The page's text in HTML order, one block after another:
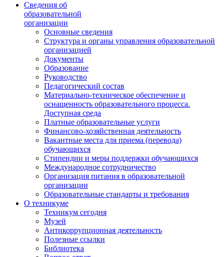
Сведения об
образовательной
организации
Основные сведения
Структура и органы управления образовательной
организацией
Документы
Образование
Руководство
Педагогический состав
Материально-техническое обеспечение и
оснащенность образовательного процесса.
Доступная среда
Платные образовательные услуги
Финансово-хозяйственная деятельность
Вакантные места для приема (перевода)
обучающихся
Стипендии и меры поддержки обучающихся
Международное сотрудничество
Организация питания в образовательной
организации
Образовательные стандарты и требования
О техникуме
Техникум сегодня
Музей
Антикоррупционная деятельность
Полезные ссылки
Библиотека